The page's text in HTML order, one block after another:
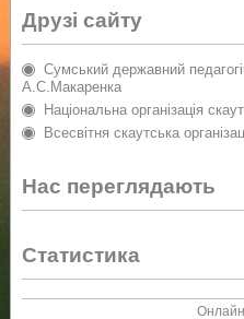
Друзі сайту
Сумський державний
А.С.Макаренка
Національна організація
Всесвітня скаутська
Нас переглядають
Статистика
Онлайн